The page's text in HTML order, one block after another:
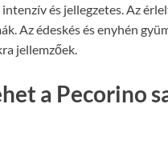
és jellegzetes. Az
Az édeskés és enyhén
jellemzőek.
a Pecorino